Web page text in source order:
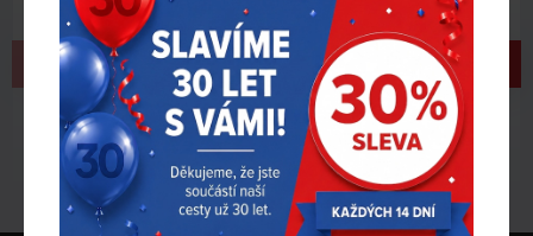
vybavením MILWAUKEE!
4. 2026
Léto je v plném proudu a vysoké teploty na
pracovišti umí dát tělu pořádně zabrat.
Buďte připraveni s inovativními chladicími
dopl..
Více zde